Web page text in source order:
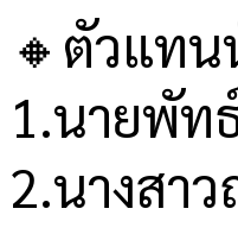
🔸ตัวแทน
1.นายพัท
2.นางสา